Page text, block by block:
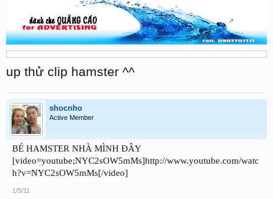
up thử clip hamster ^^
shocnho
Active Member
BÉ HAMSTER NHÀ MÌNH ĐÂY
[video=youtube;NYC2sOW5mMs]http://www.youtube.com/watc
h?v=NYC2sOW5mMs[/video]
1/5/11